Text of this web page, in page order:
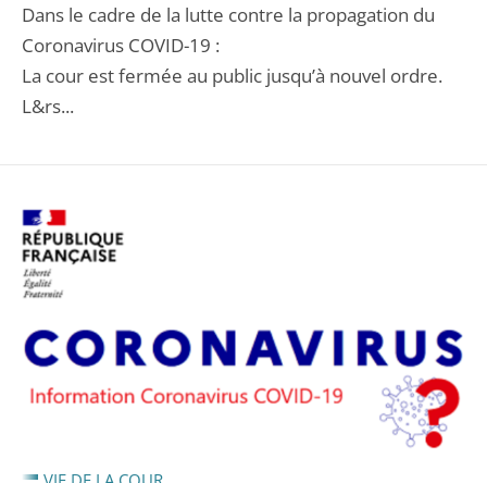
Dans le cadre de la lutte contre la propagation du
Coronavirus COVID-19 :
La cour est fermée au public jusqu’à nouvel ordre.
L&rs...